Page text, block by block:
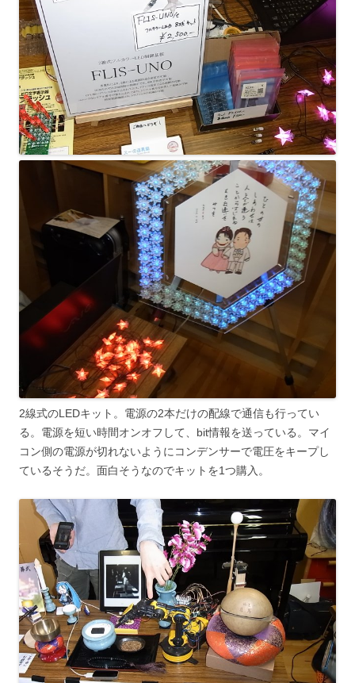
2線式のLEDキット。電源の2本だけの配線で通信も行ってい
る。電源を短い時間オンオフして、bit情報を送っている。マイ
コン側の電源が切れないようにコンデンサーで電圧をキープし
ているそうだ。面白そうなのでキットを1つ購入。